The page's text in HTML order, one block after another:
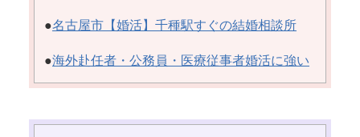
●名古屋市【婚活】千種駅すぐの結婚相談所
●海外赴任者・公務員・医療従事者婚活に強い